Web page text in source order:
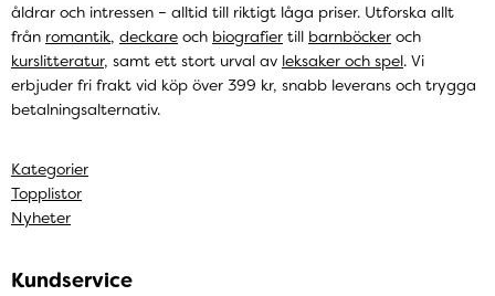
åldrar och intressen – alltid till riktigt låga priser. Utforska allt
från romantik, deckare och biografier till barnböcker och
kurslitteratur, samt ett stort urval av leksaker och spel. Vi
erbjuder fri frakt vid köp över 399 kr, snabb leverans och trygga
betalningsalternativ.
Kategorier
Topplistor
Nyheter
Kundservice